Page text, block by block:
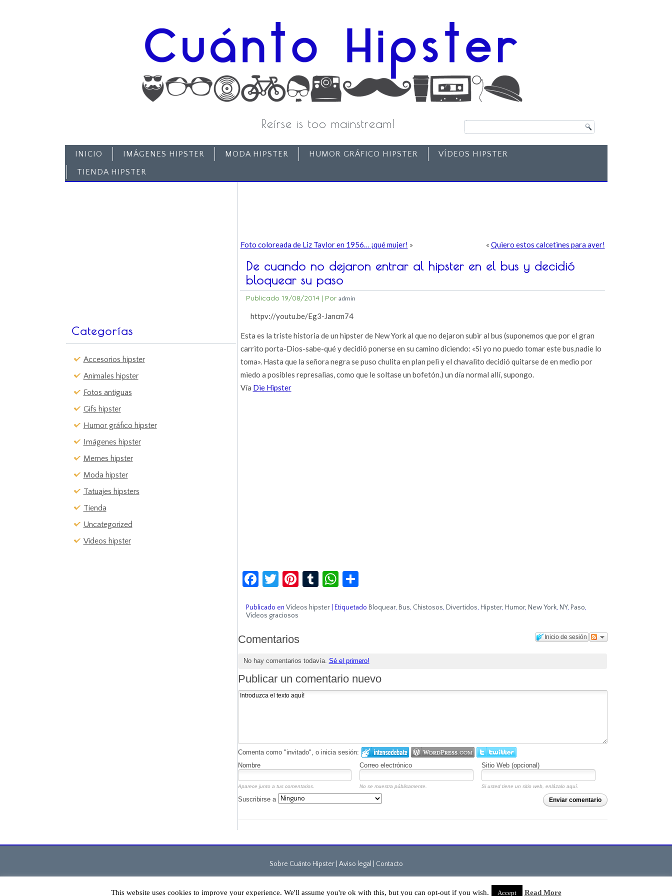
Reírse is too mainstream!
INICIO IMÁGENES HIPSTER MODA HIPSTER HUMOR GRÁFICO HIPSTER
VÍDEOS HIPSTER
TIENDA HIPSTER
Categorías
Accesorios hipster
Animales hipster
Fotos antiguas
Gifs hipster
Humor gráfico hipster
Imágenes hipster
Memes hipster
Moda hipster
Tatuajes hipsters
Tienda
Uncategorized
Vídeos hipster
Foto coloreada de Liz Taylor en 1956… ¡qué mujer! » « Quiero estos calcetines para ayer!
De cuando no dejaron entrar al hipster en el bus y decidió
bloquear su paso
Publicado 19/08/2014| Por admin
httpv://youtu.be/Eg3-Jancm74
Esta es la triste historia de un hipster de New York al que no dejaron subir al bus (suponemos que por el gran
carrito porta-Dios-sabe-qué y decidió ponerse en su camino diciendo: «Si yo no puedo tomar este bus,nadie lo
toma». Hasta que la señora negra se puso chulita en plan peli y el chavalito decidió quitarse de en medio por
miedo a posibles represalias, como que le soltase un bofetón.) un día normal allí, supongo.
Vía Die Hipster
Facebook
Twitter
Pinterest
TumblrWhatsApp
Compartir
Publicado en Vídeos hipster| Etiquetado Bloquear, Bus, Chistosos, Divertidos, Hipster, Humor, New York, NY, Paso,
Vídeos graciosos
Inicio de sesión
Comentarios
No hay comentarios todavía. Sé el primero!
Publicar un comentario nuevo
Comenta como "invitado", o inicia sesión:
Nombre
Correo electrónico Sitio Web (opcional)
Aparece junto a tus comentarios. No se muestra públicamente. Si usted tiene un sitio web, enlázalo aquí.
Enviar comentario
Suscribirse a
Sobre Cuánto Hipster | Aviso legal | Contacto
This website uses cookies to improve your experience. We'll assume you're ok with this, but you can opt-out if you wish. Accept Read More